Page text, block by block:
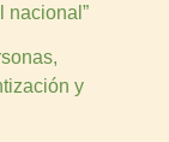
nacional”
y